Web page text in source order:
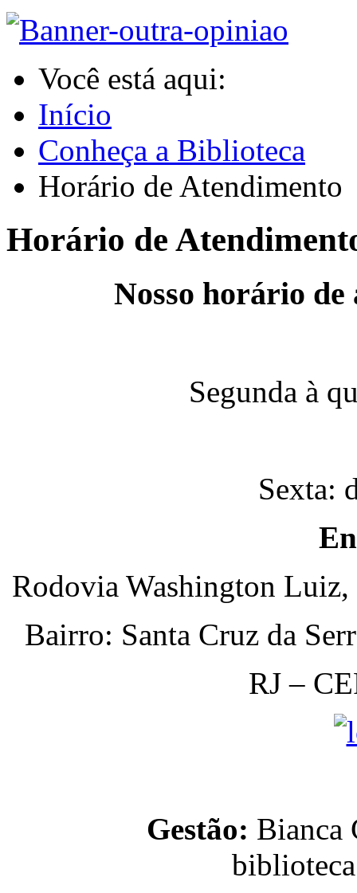
Você está aqui:
Início
Conheça a Biblioteca
Horário de Atendimento
Horário de
Nosso horário
Segunda à
Sexta:
Rodovia Washington
Bairro: Santa Cruz da
RJ –
Gestão: Bianca